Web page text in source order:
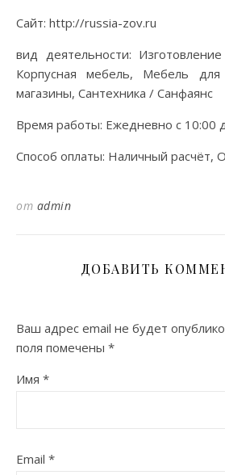
Сайт: http://russia-zov.ru
вид деятельности:
Корпусная мебель, Мебель
магазины, Сантехника / Санфаянс
Время работы: Ежедневно с 10:00
Способ оплаты: Наличный расчёт,
от admin
ДОБАВИТЬ
Ваш адрес email не будет
поля помечены *
Имя *
Email *